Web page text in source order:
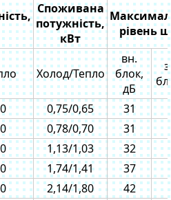
Споживана
потужність,
кВт
рівень
Холод/Тепло
вн.
блок,
дБ
0,75/0,65
31
0,78/0,70
31
1,13/1,03
32
1,74/1,41
37
2,14/1,80
42